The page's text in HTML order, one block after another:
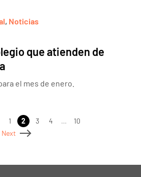
, Noticias
que atienden de
el mes de enero.
1 2 3 4 …
10
Next